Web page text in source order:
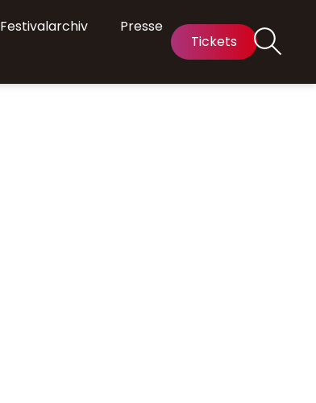
Festivalarchiv
Presse
Tickets